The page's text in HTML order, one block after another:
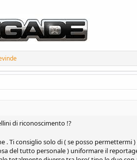
di riconoscimento !?
. Ti consiglio solo di ( se posso
del tutto personale ) uniformare il